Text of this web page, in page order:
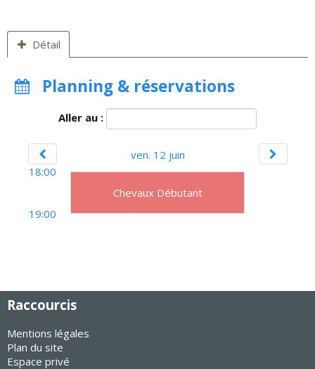
Détail
Planning & réservations
Aller au :
18:00
19:00
ven. 12 juin
Chevaux Débutant
Raccourcis
Mentions légales
Plan du site
Espace privé